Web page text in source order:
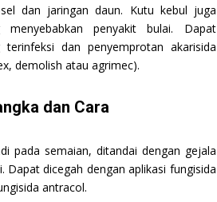
dan jaringan daun. Kutu kebul juga
penyakit bulai. Dapat
dan penyemprotan akarisida
demolish atau agrimec).
dan Cara
pada semaian, ditandai dengan gejala
dicegah dengan aplikasi fungisida
antracol.